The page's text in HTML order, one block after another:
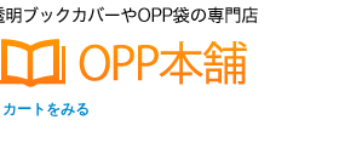
カートをみる